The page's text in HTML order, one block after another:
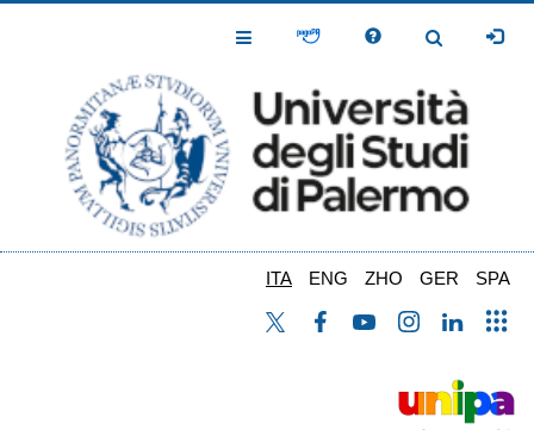
Toggle
Toggle
ITA ENG ZHO GER SPA